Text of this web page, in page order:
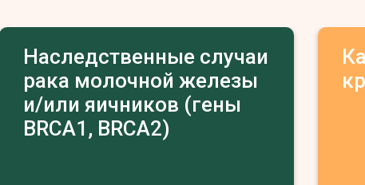
Наследственные случаи
рака молочной железы
и/или яичников (гены
BRCA1, BRCA2)